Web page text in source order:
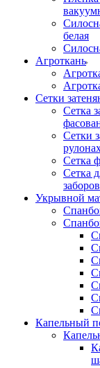
белая
Агроткань
Сетки
Сетка
Сетки
Сетка
Сетка
заборов
Укрывной
Капельный